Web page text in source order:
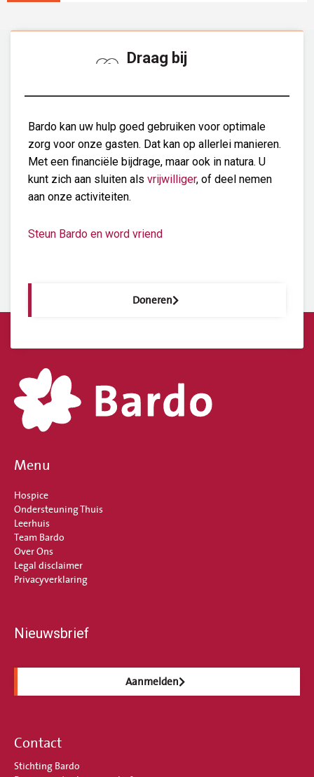
Draag bij
Bardo kan uw hulp goed gebruiken voor optimale
zorg voor onze gasten. Dat kan op allerlei manieren.
Met een financiële bijdrage, maar ook in natura. U
kunt zich aan sluiten als vrijwilliger, of deel nemen
aan onze activiteiten.
Steun Bardo en word vriend
Doneren
Menu
Hospice
Ondersteuning Thuis
Leerhuis
Team Bardo
Over Ons
Legal disclaimer
Privacyverklaring
Nieuwsbrief
Aanmelden
Contact
Stichting Bardo